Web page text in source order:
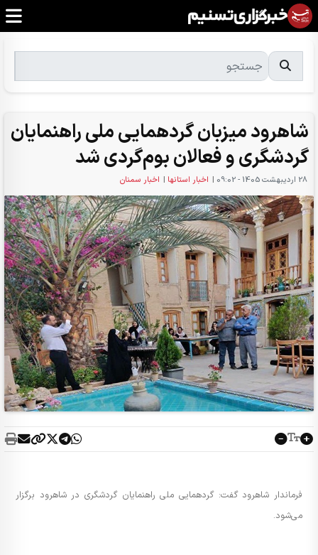
شاهرود میزبان گردهمایی ملی راهنمایان
گردشگری و فعالان بوم‌گردی شد
28 ارديبهشت 1405 - 09:02 | اخبار استانها | اخبار سمنان
فرماندار شاهرود گفت: گردهمایی ملی راهنمایان گردشگری در شاهرود برگزار
می‌شود.